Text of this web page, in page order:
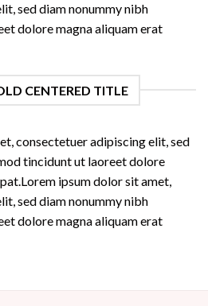
sed diam nonummy nibh
dolore magna aliquam erat
CENTERED TITLE
consectetuer adipiscing elit, sed
tincidunt ut laoreet dolore
ipsum dolor sit amet,
sed diam nonummy nibh
dolore magna aliquam erat